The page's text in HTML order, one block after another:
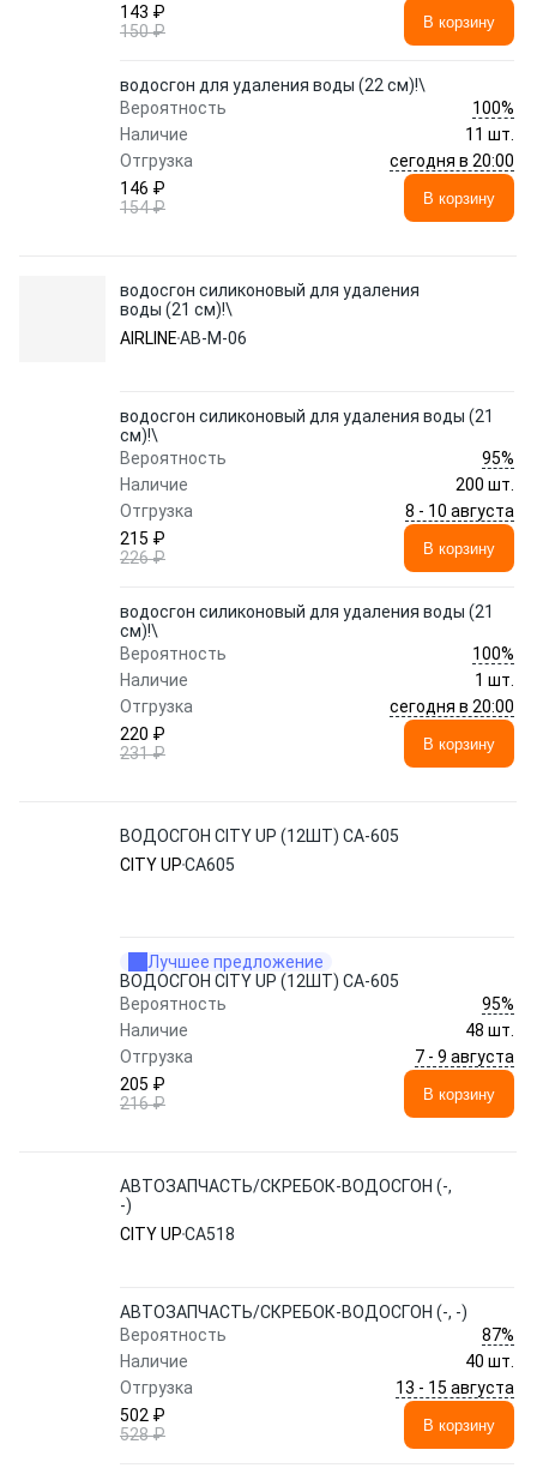
143 ₽
150 ₽
В корзину
водосгон для удаления воды (22 см)!\
Вероятность
100%
Наличие
11 шт.
Отгрузка
сегодня в 20:00
146 ₽
154 ₽
В корзину
водосгон силиконовый для удаления
воды (21 см)!\
AIRLINEAB-M-06
водосгон силиконовый для удаления воды (21
см)!\
Вероятность
95%
Наличие
200 шт.
Отгрузка
8 - 10 августа
215 ₽
226 ₽
В корзину
водосгон силиконовый для удаления воды (21
см)!\
Вероятность
100%
Наличие
1 шт.
Отгрузка
сегодня в 20:00
220 ₽
231 ₽
В корзину
ВОДОСГОН CITY UP (12ШТ) CA-605
CITY UPCA605
Лучшее предложение
ВОДОСГОН CITY UP (12ШТ) CA-605
Вероятность
95%
Наличие
48 шт.
Отгрузка
7 - 9 августа
205 ₽
216 ₽
В корзину
АВТОЗАПЧАСТЬ/СКРЕБОК-ВОДОСГОН (-,
-)
CITY UPCA518
АВТОЗАПЧАСТЬ/СКРЕБОК-ВОДОСГОН (-, -)
Вероятность
87%
Наличие
40 шт.
Отгрузка
13 - 15 августа
502 ₽
528 ₽
В корзину